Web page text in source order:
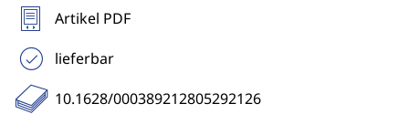
Artikel PDF
lieferbar
10.1628/000389212805292126